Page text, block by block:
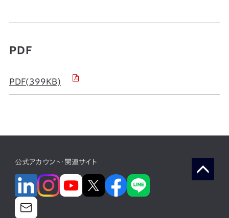
PDF
PDF(399KB)
公式アカウント・関連サイト